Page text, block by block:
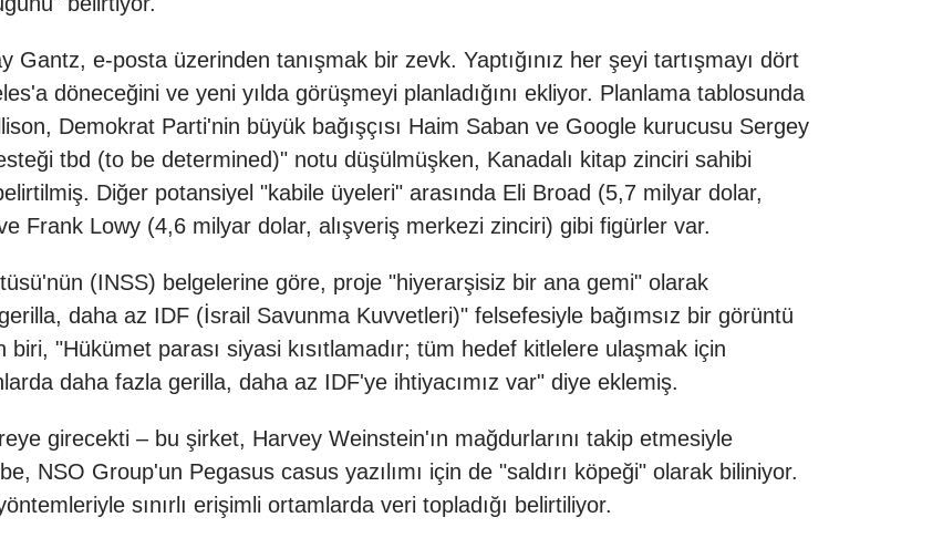
Gantz, e-posta üzerinden tanışmak bir zevk. Yaptığınız her şeyi tartışmayı dört
döneceğini ve yeni yılda görüşmeyi planladığını ekliyor. Planlama tablosunda
Demokrat Parti'nin büyük bağışçısı Haim Saban ve Google kurucusu Sergey
tbd (to be determined)" notu düşülmüşken, Kanadalı kitap zinciri sahibi
Diğer potansiyel "kabile üyeleri" arasında Eli Broad (5,7 milyar dolar,
Frank Lowy (4,6 milyar dolar, alışveriş merkezi zinciri) gibi figürler var.
(INSS) belgelerine göre, proje "hiyerarşisiz bir ana gemi" olarak
daha az IDF (İsrail Savunma Kuvvetleri)" felsefesiyle bağımsız bir görüntü
"Hükümet parası siyasi kısıtlamadır; tüm hedef kitlelere ulaşmak için
daha fazla gerilla, daha az IDF'ye ihtiyacımız var" diye eklemiş.
girecekti – bu şirket, Harvey Weinstein'ın mağdurlarını takip etmesiyle
NSO Group'un Pegasus casus yazılımı için de "saldırı köpeği" olarak biliniyor.
sınırlı erişimli ortamlarda veri topladığı belirtiliyor.